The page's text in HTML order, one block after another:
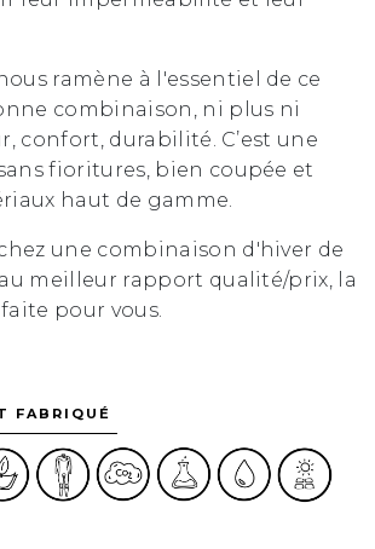
nous ramène à l'essentiel de ce
combinaison, ni plus ni
confort, durabilité. C’est une
fioritures, bien coupée et
haut de gamme.
une combinaison d'hiver de
meilleur rapport qualité/prix, la
faite pour vous.
FABRIQUÉ